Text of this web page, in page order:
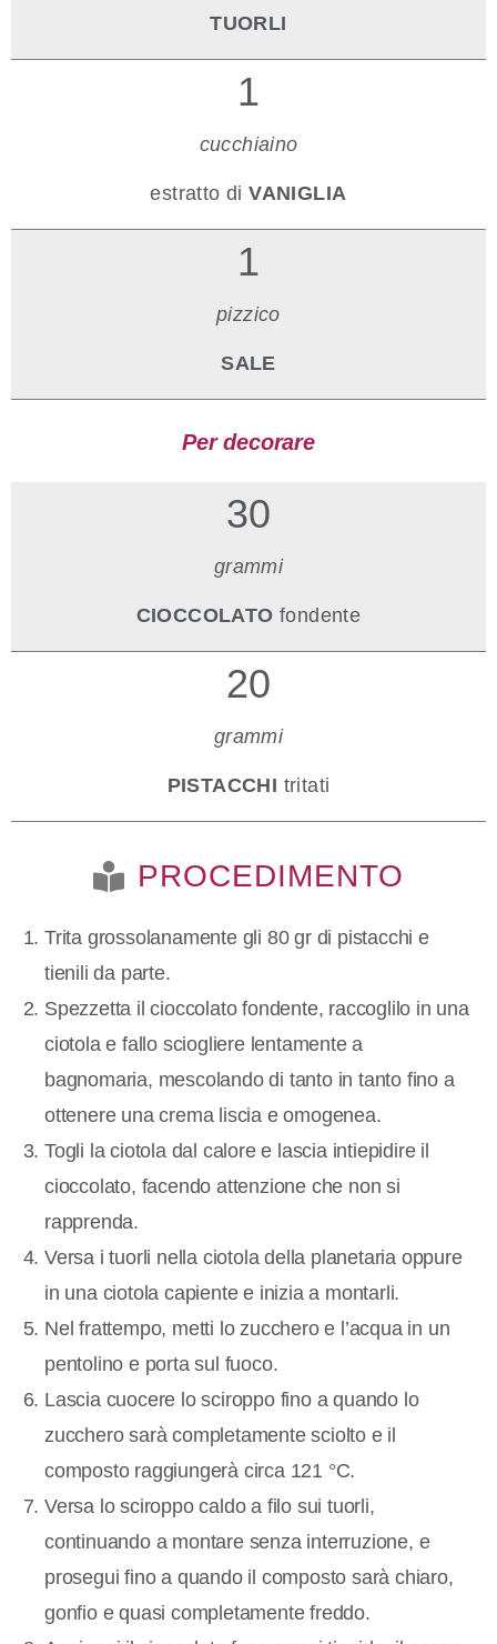
TUORLI
1
cucchiaino
estratto diVANIGLIA
1
pizzico
SALE
Per decorare
30
grammi
CIOCCOLATO fondente
20
grammi
PISTACCHI tritati
PROCEDIMENTO
Trita grossolanamente gli 80 gr di pistacchi e
tienili da parte.
Spezzetta il cioccolato fondente, raccoglilo in una
ciotola e fallo sciogliere lentamente a
bagnomaria, mescolando di tanto in tanto fino a
ottenere una crema liscia e omogenea.
Togli la ciotola dal calore e lascia intiepidire il
cioccolato, facendo attenzione che non si
rapprenda.
Versa i tuorli nella ciotola della planetaria oppure
in una ciotola capiente e inizia a montarli.
Nel frattempo, metti lo zucchero e l’acqua in un
pentolino e porta sul fuoco.
Lascia cuocere lo sciroppo fino a quando lo
zucchero sarà completamente sciolto e il
composto raggiungerà circa 121 °C.
Versa lo sciroppo caldo a filo sui tuorli,
continuando a montare senza interruzione, e
prosegui fino a quando il composto sarà chiaro,
gonfio e quasi completamente freddo.